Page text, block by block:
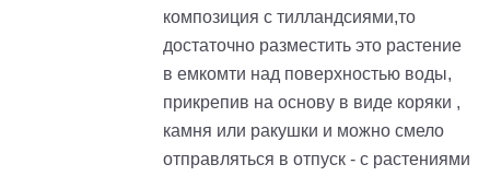
композиция с тилландсиями,то
достаточно разместить это растение
в емкомти над поверхностью воды,
прикрепив на основу в виде коряки ,
камня или ракушки и можно смело
отправляться в отпуск - с растениями